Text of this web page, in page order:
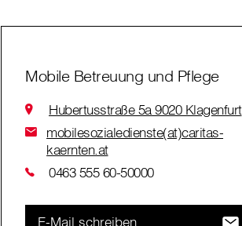
Mobile Betreuung und Pflege
Hubertusstraße 5a 9020 Klagenfurt
mobilesozialedienste(at)caritas-
kaernten.at
0463 555 60-50000
E-Mail schreiben